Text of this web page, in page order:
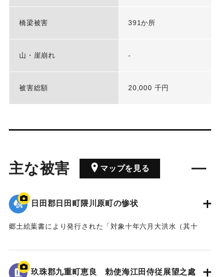
橋梁被害 391か所
山・崖崩れ -
被害総額 20,000 千円
主な被害 マップを見る
日田郡日田町隈川原町の惨状
郷土絵葉書により発行された「対象十年六月大洪水（其十
｜固有コード:
玖珠郡九重町恵良 勅使海江田侍従展望之處